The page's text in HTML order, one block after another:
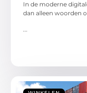
In de moderne
dan alleen woorden